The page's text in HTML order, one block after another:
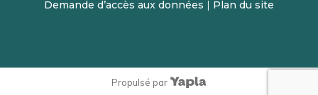
Demande d’accès aux données | Plan du site
Propulsé par